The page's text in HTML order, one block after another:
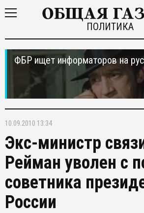
ПОЛИТИКА
ФБР ищет информаторов на
10.09.2010 13:34
Экс-министр
Рейман уволен с
советника
России